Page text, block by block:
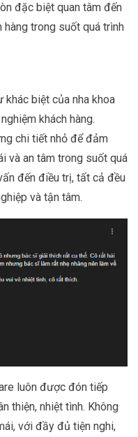
đặc biệt quan tâm đến
trong suốt quá trình
biệt của nha khoa
khách hàng.
chi tiết nhỏ để đảm
và an tâm trong suốt quá
đến điều trị, tất cả đều
và tận tâm.
luôn được đón tiếp
thiện, nhiệt tình. Không
với đầy đủ tiện nghi,